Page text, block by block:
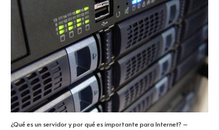
¿Qué es un servidor y por qué es importante para Internet? –